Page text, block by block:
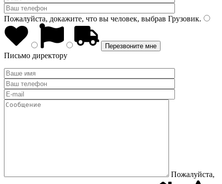
Пожалуйста, докажите, что вы человек, выбрав Грузовик.
Письмо директору
Пожалуйста,